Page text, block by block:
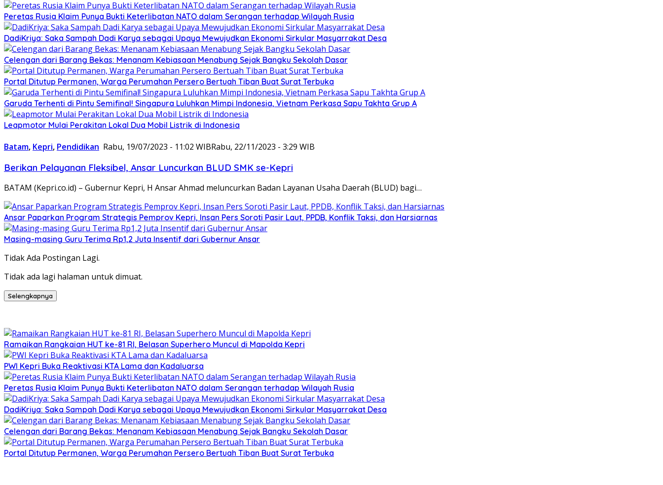
Peretas Rusia Klaim Punya Bukti Keterlibatan NATO dalam Serangan terhadap Wilayah Rusia
DadiKriya: Saka Sampah Dadi Karya sebagai Upaya Mewujudkan Ekonomi Sirkular Masyarrakat Desa
Celengan dari Barang Bekas: Menanam Kebiasaan Menabung Sejak Bangku Sekolah Dasar
Portal Ditutup Permanen, Warga Perumahan Persero Bertuah Tiban Buat Surat Terbuka
Garuda Terhenti di Pintu Semifinal! Singapura Luluhkan Mimpi Indonesia, Vietnam Perkasa Sapu Takhta Grup A
Leapmotor Mulai Perakitan Lokal Dua Mobil Listrik di Indonesia
Batam, Kepri, Pendidikan Rabu, 19/07/2023 - 11:02 WIBRabu, 22/11/2023 - 3:29 WIB
Berikan Pelayanan Fleksibel, Ansar Luncurkan BLUD SMK se-Kepri
BATAM (Kepri.co.id) – Gubernur Kepri, H Ansar Ahmad meluncurkan Badan Layanan Usaha Daerah (BLUD) bagi…
Ansar Paparkan Program Strategis Pemprov Kepri, Insan Pers Soroti Pasir Laut, PPDB, Konflik Taksi, dan Harsiarnas
Masing-masing Guru Terima Rp1,2 Juta Insentif dari Gubernur Ansar
Tidak Ada Postingan Lagi.
Tidak ada lagi halaman untuk dimuat.
Selengkapnya
Ramaikan Rangkaian HUT ke-81 RI, Belasan Superhero Muncul di Mapolda Kepri
PWI Kepri Buka Reaktivasi KTA Lama dan Kadaluarsa
Peretas Rusia Klaim Punya Bukti Keterlibatan NATO dalam Serangan terhadap Wilayah Rusia
DadiKriya: Saka Sampah Dadi Karya sebagai Upaya Mewujudkan Ekonomi Sirkular Masyarrakat Desa
Celengan dari Barang Bekas: Menanam Kebiasaan Menabung Sejak Bangku Sekolah Dasar
Portal Ditutup Permanen, Warga Perumahan Persero Bertuah Tiban Buat Surat Terbuka